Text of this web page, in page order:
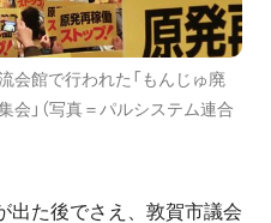
会館で行われた「もんじゅ廃
」（写真＝パルシステム連合
た後でさえ、敦賀市議会